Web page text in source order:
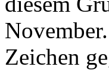
Zeichen